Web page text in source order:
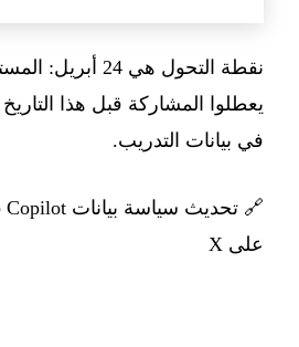
نقطة التحول هي
يعطلوا المشاركة قبل هذا
في بيانات التدريب.
🔗 تحديث سياسة بيانات GitHub Copilot
على X